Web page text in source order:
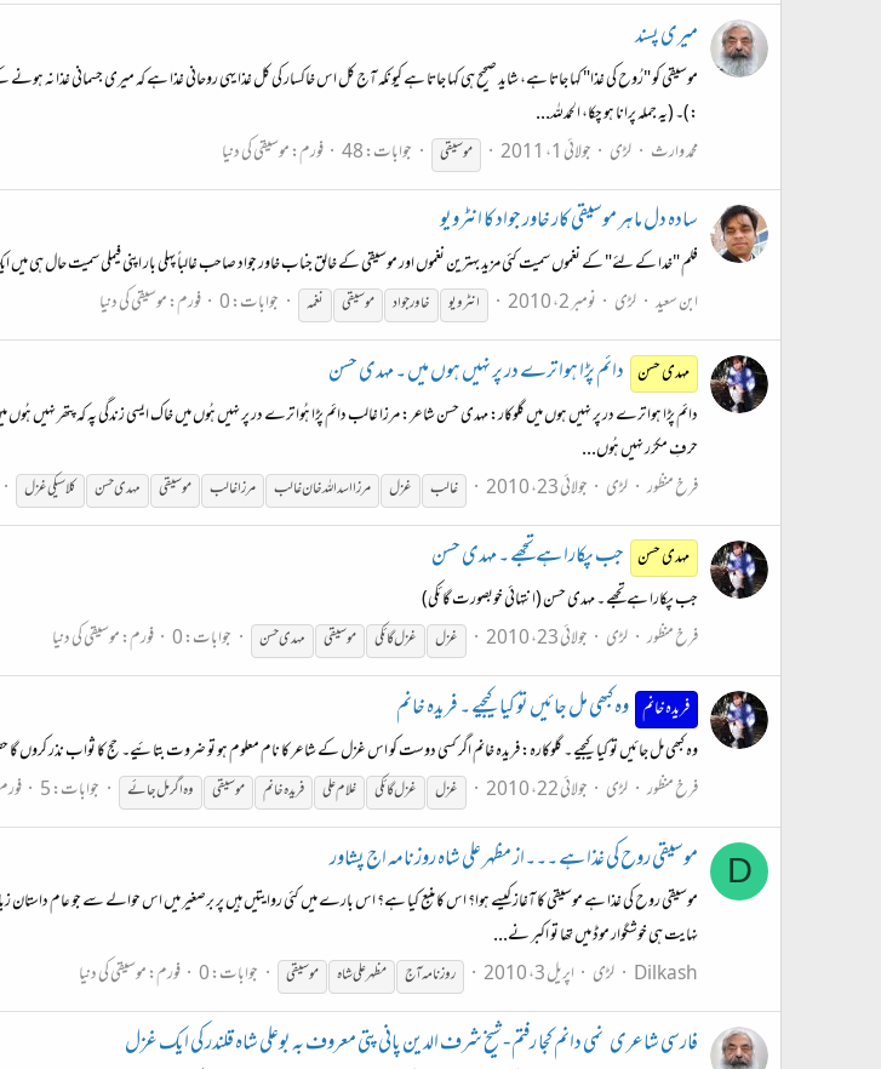
میری پسند
موسیقی کو "رُوح کی غذا" کہا جاتا ہے، شاید صحیح ہی کہا جاتا ہے کیونکہ آج کل اس خاکسار کی کل غذا یہی روحانی غذا ہے کہ میری جسمانی غذا
:)۔ (یہ جملہ پرانا ہو چکا، الحمدللہ...
محمد وارث
لڑی جولائی 1، 2011 موسیقی جوابات: 48 فورم:موسیقی کی دنیا
سادہ دل ماہر موسیقی کار خاور جواد کا انٹرویو
فلم "خدا کے لئے" کے نغموں سمیت کئی مزید بہترین نغموں اور موسیقی کے خالق جناب خاور جواد صاحب غالباً پہلی بار اپنی فیملی سمیت حال ہی میں
ابن سعید لڑی نومبر 2، 2010 انٹرویو خاور جواد موسیقی نغمہ جوابات: 0 فورم:موسیقی کی دنیا
مہدی حسن دائم پڑا ہوا ترے در پر نہیں ہوں میں ۔ مہدی حسن
دائم پڑا ہوا ترے در پر نہیں ہوں میں گلوکار: مہدی حسن شاعر: مرزا غالب دائم پڑا ہُوا ترے در پر نہیں ہُوں میں خاک ایسی زندگی پہ کہ پتھر
حرفِ مکرّر نہیں ہُوں...
فرخ منظور لڑی جولائی 23، 2010 غالب غزل مرزا اسد اللہ خان غالب مرزا غالب موسیقی مہدی حسن کلاسیکی غزل
مہدی حسن جب پکارا ہے تجھے ۔ مہدی حسن
جب پکارا ہے تجھے ۔ مہدی حسن (انتہائی خوبصورت گائکی)
فرخ منظور لڑی جولائی 23، 2010 غزل غزل گائکی موسیقی مہدی حسن جوابات: 0 فورم:موسیقی کی دنیا
فریدہ خانم وہ کبھی مل جائیں تو کیا کیجیے ۔ فریدہ خانم
وہ کبھی مل جائیں تو کیا کیجیے ۔ گلوکارہ: فریدہ خانم اگر کسی دوست کو اس غزل کے شاعر کا نام معلوم ہو تو ضروت بتائیے۔ حج کا ثواب نذر کروں گا
فرخ منظور لڑی جولائی 22، 2010 غزل غزل گائکی غلام علی فریدہ خانم موسیقی وہ اگر مل جائے جوابات: 5
D موسیقی روح کی غذا ہے ۔۔۔از مظہر علی شاہ روزنامہ اج پشاور
موسیقی روح کی غذا ہے موسیقی کا آغاز کیسے ہوا؟ اس کا منبع کیا ہے؟ اس بارے میں کئی روایتیں ہیں پر برصغیر میں اس حوالے سے جو عام
نہایت ہی خوشگوار موڈ میں تھا تو اکبر نے...
Dilkash
لڑی اپریل 3، 2010 روزنامہ آج مظہر علی شاہ موسیقی جوابات: 0 فورم:موسیقی کی دنیا
فارسی شاعری نمی دانم کجا رفتم - شیخ شرف الدین پانی پتی معروف بہ بوعلی شاہ قلندر کی ایک غزل